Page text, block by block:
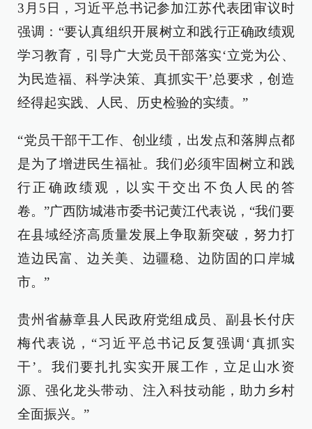
3月5日，习近平总书记参加江苏代表团审议时
强调：“要认真组织开展树立和践行正确政绩观
学习教育，引导广大党员干部落实‘立党为公、
为民造福、科学决策、真抓实干’总要求，创造
经得起实践、人民、历史检验的实绩。”
“党员干部干工作、创业绩，出发点和落脚点都
是为了增进民生福祉。我们必须牢固树立和践
行正确政绩观，以实干交出不负人民的答
卷。”广西防城港市委书记黄江代表说，“我们要
在县域经济高质量发展上争取新突破，努力打
造边民富、边关美、边疆稳、边防固的口岸城
市。”
贵州省赫章县人民政府党组成员、副县长付庆
梅代表说，“习近平总书记反复强调‘真抓实
干’。我们要扎扎实实开展工作，立足山水资
源、强化龙头带动、注入科技动能，助力乡村
全面振兴。”